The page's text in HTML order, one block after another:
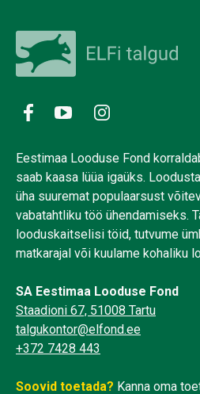
Eestimaa Looduse Fond
saab kaasa lüüa igaüks.
üha suuremat populaarsust
vabatahtliku töö ühendamiseks.
looduskaitselisi töid, tutvume
matkarajal või kuulame kohaliku
SA Eestimaa Looduse Fond
Staadioni 67, 51008 Tartu
talgukontor@elfond.ee
+372 7428 443
Soovid toetada? Kanna oma